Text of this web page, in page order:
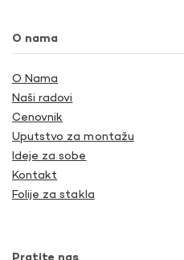
O nama
O Nama
Naši radovi
Cenovnik
Uputstvo za montažu
Ideje za sobe
Kontakt
Folije za stakla